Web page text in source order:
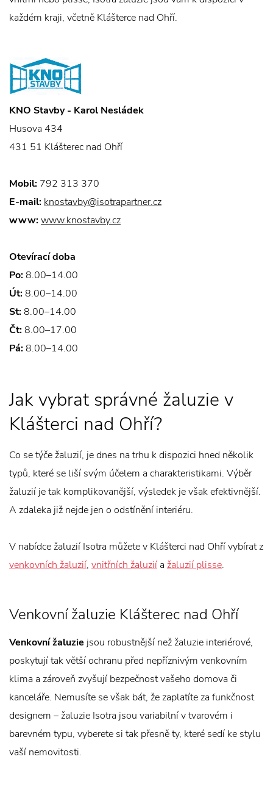
každém kraji, včetně Klášterce nad Ohří.
KNO Stavby - Karol Nesládek
Husova 434
431 51 Klášterec nad Ohří
Mobil: 792 313 370
E-mail: knostavby@isotrapartner.cz
www:www.knostavby.cz
Otevírací doba
Po:8.00–14.00
Út:8.00–14.00
St:8.00–14.00
Čt:8.00–17.00
Pá:8.00–14.00
Jak vybrat správné žaluzie v
Klášterci nad Ohří?
Co se týče žaluzií, je dnes na trhu k dispozici hned několik
typů, které se liší svým účelem a charakteristikami. Výběr
žaluzií je tak komplikovanější, výsledek je však efektivnější.
A zdaleka již nejde jen o odstínění interiéru.
V nabídce žaluzií Isotra můžete v Klášterci nad Ohří vybírat z
venkovních žaluzií, vnitřních žaluzií a žaluzií plisse.
Venkovní žaluzie Klášterec nad Ohří
Venkovní žaluzie jsou robustnější než žaluzie interiérové,
poskytují tak větší ochranu před nepříznivým venkovním
klima a zároveň zvyšují bezpečnost vašeho domova či
kanceláře. Nemusíte se však bát, že zaplatíte za funkčnost
designem – žaluzie Isotra jsou variabilní v tvarovém i
barevném typu, vyberete si tak přesně ty, které sedí ke stylu
vaší nemovitosti.